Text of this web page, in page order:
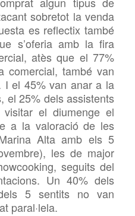
sobretot la venda
es reflectix també
s’oferia amb la fira
atès que el 77%
comercial, també van
I el 45% van anar a la
el 25% dels assistents
el diumenge el
a la valoració de les
Alta amb els 5
les de major
seguits del
Un 40% dels
5 sentits no van
paral·lela.